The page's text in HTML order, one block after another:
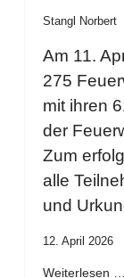
Stangl Norbert
Am 11.
275
mit ihren
der
Zum
alle
und
12. April 2026
Weiterlesen …